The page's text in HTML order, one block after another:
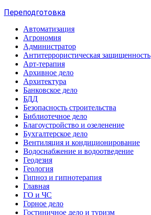
Переподготовка
Автоматизация
Агрономия
Администратор
Антитеррористическая защищенность
Арт-терапия
Архивное дело
Архитектура
Банковское дело
БДД
Безопасность строительства
Библиотечное дело
Благоустройство и озеленение
Бухгалтерское дело
Вентиляция и кондиционирование
Водоснабжение и водоотведение
Геодезия
Геология
Гипноз и гипнотерапия
Главная
ГО и ЧС
Горное дело
Гостиничное дело и туризм